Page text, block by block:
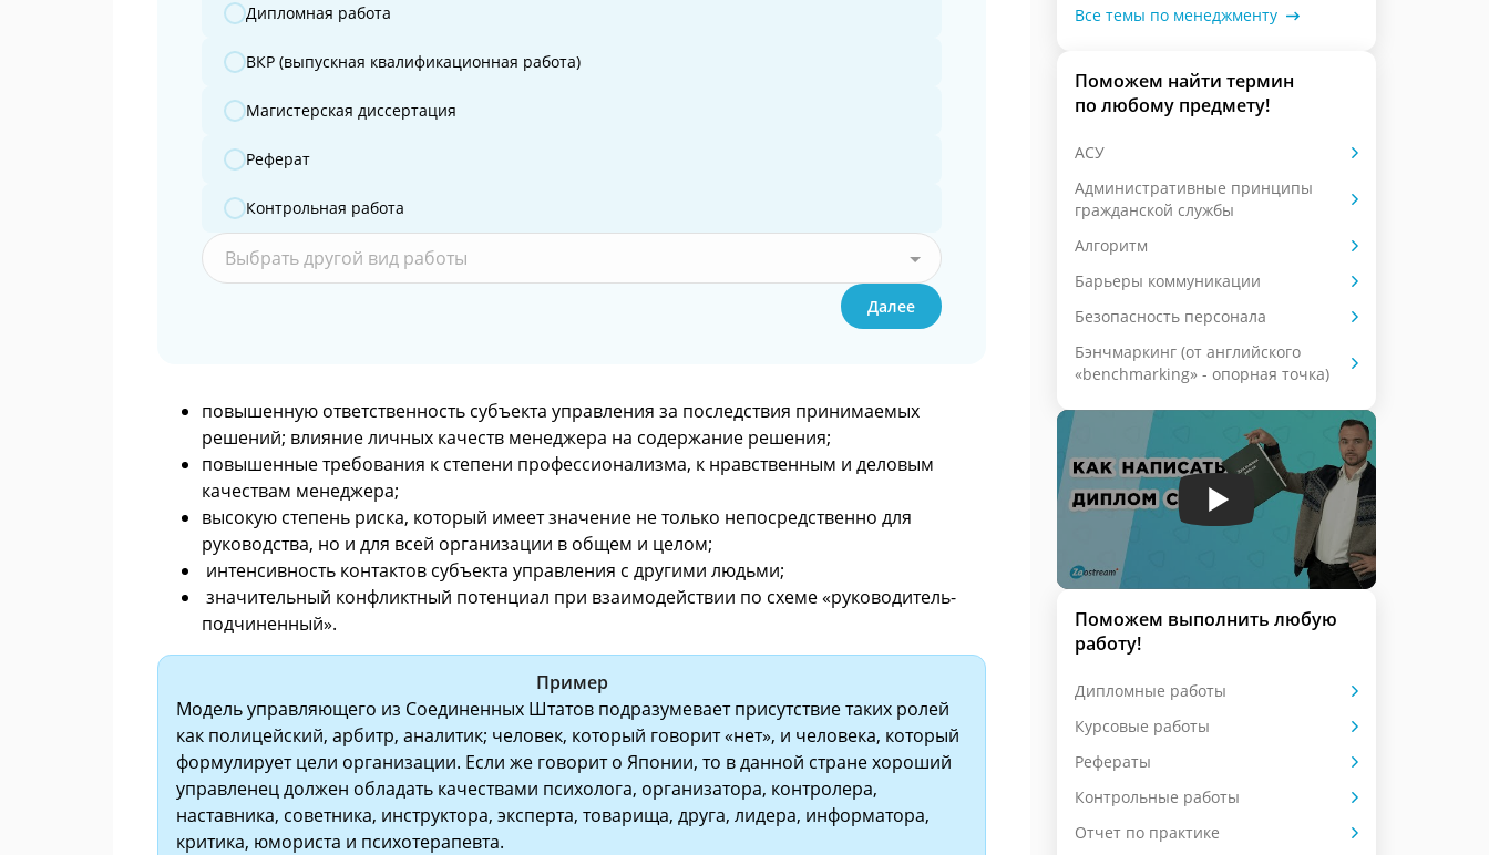
Дипломная работа
ВКР (выпускная квалификационная работа)
Магистерская диссертация
Реферат
Контрольная работа
Выбрать другой вид работы
Далее
повышенную ответственность субъекта управления за последствия принимаемых
решений; влияние личных качеств менеджера на содержание решения;
повышенные требования к степени профессионализма, к нравственным и деловым
качествам менеджера;
высокую степень риска, который имеет значение не только непосредственно для
руководства, но и для всей организации в общем и целом;
интенсивность контактов субъекта управления с другими людьми;
значительный конфликтный потенциал при взаимодействии по схеме «руководитель-
подчиненный».
Пример
Модель управляющего из Соединенных Штатов подразумевает присутствие таких ролей
как полицейский, арбитр, аналитик; человек, который говорит «нет», и человека, который
формулирует цели организации. Если же говорит о Японии, то в данной стране хороший
управленец должен обладать качествами психолога, организатора, контролера,
наставника, советника, инструктора, эксперта, товарища, друга, лидера, информатора,
критика, юмориста и психотерапевта.
Все темы по менеджменту
Поможем найти термин
по любому предмету!
АСУ
Административные принципы
гражданской службы
Алгоритм
Барьеры коммуникации
Безопасность персонала
Бэнчмаркинг (от английского
«benchmarking» - опорная точка)
Поможем выполнить любую
работу!
Дипломные работы
Курсовые работы
Рефераты
Контрольные работы
Отчет по практике